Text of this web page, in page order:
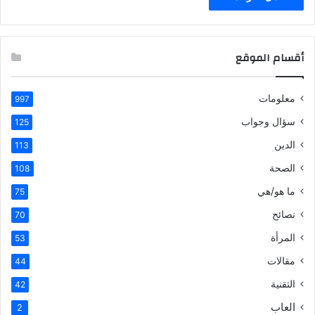
أقسام الموقع
معلومات 997
سؤال وجواب 125
الدين 113
الصحة 108
ما هو/هي 75
نصائح 70
المرأة 53
مقالات 44
التقنية 42
العاب 2